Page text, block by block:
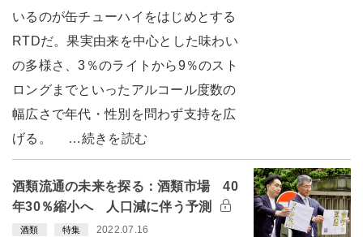
いるのが缶チューハイをはじめとする
RTDだ。果実由来を中心とした味わい
の多様さ、3％のライトから9％のスト
ロングまでといったアルコール度数の
幅広さで年代・性別を問わず支持を広
げる。 …続きを読む
酒類流通の未来を探る：酒類市場 40
年30％縮小へ 人口減に伴う予測
酒類 特集 2022.07.16